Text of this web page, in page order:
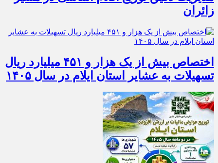
زائران
اختصاص بیش از یک هزار و ۴۵۱ میلیارد ریال
تسهیلات به عشایر استان ایلام در سال ۱۴۰۵